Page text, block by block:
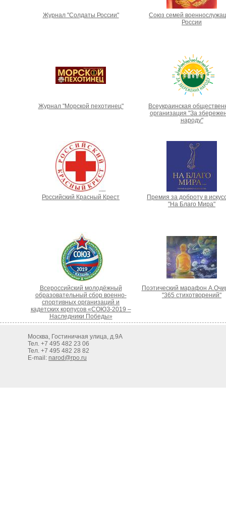
Журнал "Солдаты России"
Союз семей
России
Журнал "Морской пехотинец"
Всеукраинская
организация "За
народу"
Российский Красный Крест
Премия за доброту в
"На Благо Мира"
Всероссийский молодёжный
образовательный сбор военно-
спортивных организаций и
кадетских корпусов «СОЮЗ-2019 –
Наследники Победы»
Поэтический марафон
"365 стихотворений"
Москва, Гостиничная улица, д.9А
Тел. +7 495 482 23 06
Тел. +7 495 482 28 82
E-mail: narod@rpo.ru